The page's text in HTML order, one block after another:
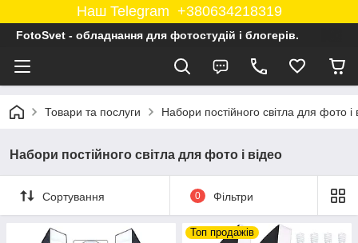
Наш Telegram +380634218319
FotoSvet - обладнання для фотостудій і блогерів.
Товари та послуги Набори постійного світла для фото і
Набори постійного світла для фото і відео
Сортування 0 Фільтри
Топ продажів